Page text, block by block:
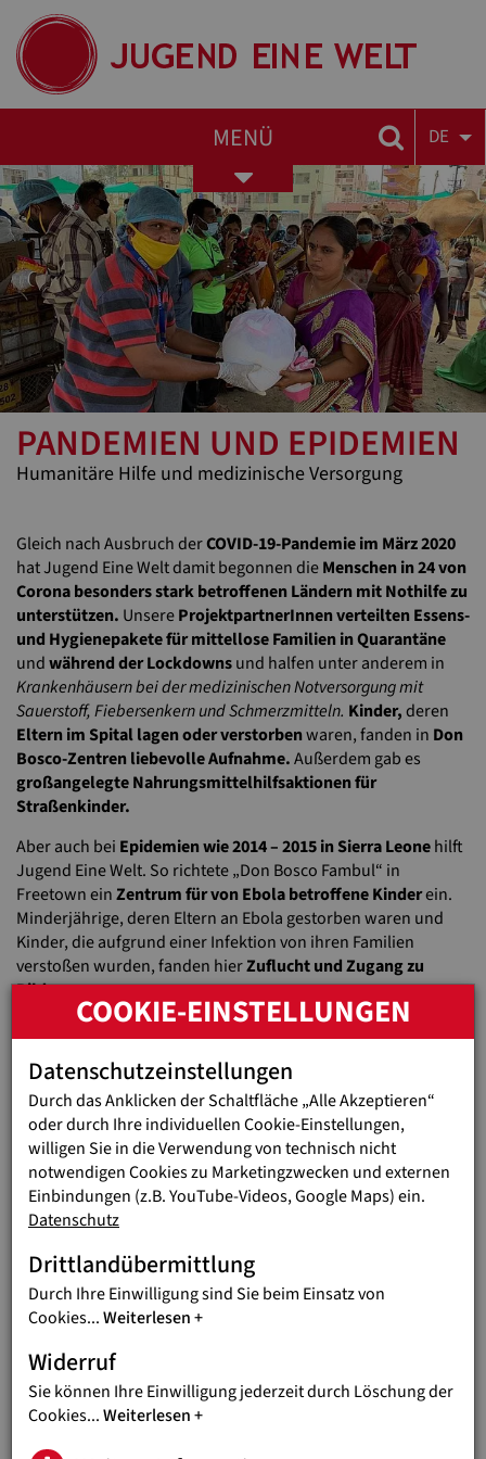
MENÜ DE
Toggle
navigation
PANDEMIEN UND EPIDEMIEN
Humanitäre Hilfe und medizinische Versorgung
Gleich nach Ausbruch derCOVID-19-Pandemie im März 2020
hat Jugend Eine Welt damit begonnen dieMenschen in 24 von
Corona besonders stark betroffenen Ländern mit Nothilfe zu
unterstützen. UnsereProjektpartnerInnen verteilten Essens-
und Hygienepakete für mittellose Familien in Quarantäne
undwährend der Lockdownsund halfen unter anderem in
Krankenhäusern bei der medizinischen Notversorgung mit
Sauerstoff, Fiebersenkern und Schmerzmitteln. Kinder,deren
Eltern im Spital lagen oder verstorbenwaren, fanden in Don
Bosco-Zentren liebevolle Aufnahme.Außerdem gab es
großangelegte Nahrungsmittelhilfsaktionen für
Straßenkinder.
Aber auch bei Epidemien wie 2014 – 2015 in Sierra Leonehilft
Jugend Eine Welt. So richtete „Don Bosco Fambul“ in
Freetown einZentrum für von Ebola betroffene Kinderein.
Minderjährige, deren Eltern an Ebola gestorben waren und
Kinder, die aufgrund einer Infektion von ihren Familien
verstoßen wurden, fanden hierZuflucht und Zugang zu
Bildung.
Nach Ausbruch der Corona-Pandemie hatten
viele Menschen in den Jugend Eine Welt-
Projektländern mehr Angst davor an Hunger
musste rasche Hilfe geleistet werden!
COOKIE-EINSTELLUNGEN
Datenschutzeinstellungen
Durch das Anklicken der Schaltfläche „Alle Akzeptieren“
oder durch Ihre individuellen Cookie-Einstellungen,
willigen Sie in die Verwendung von technisch nicht
notwendigen Cookies zu Marketingzwecken und externen
Einbindungen (z.B. YouTube-Videos, Google Maps) ein.
Datenschutz
Drittlandübermittlung
Durch Ihre Einwilligung sind Sie beim Einsatz von
Cookies...Weiterlesen
Widerruf
Sie können Ihre Einwilligung jederzeit durch Löschung der
Cookies...Weiterlesen